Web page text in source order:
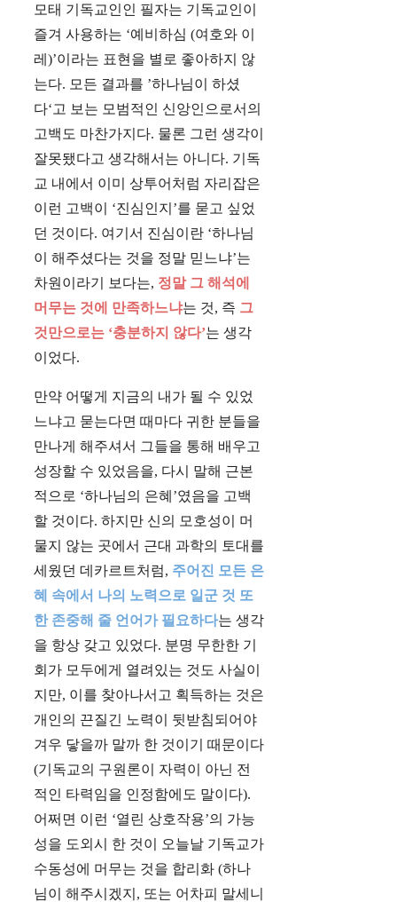
모태 기독교인인 필자는 기독교인이
즐겨 사용하는 ‘예비하심 (여호와 이
레)’이라는 표현을 별로 좋아하지 않
는다. 모든 결과를 ’하나님이 하셨
다‘고 보는 모범적인 신앙인으로서의
고백도 마찬가지다. 물론 그런 생각이
잘못됐다고 생각해서는 아니다. 기독
교 내에서 이미 상투어처럼 자리잡은
이런 고백이 ‘진심인지’를 묻고 싶었
던 것이다. 여기서 진심이란 ‘하나님
이 해주셨다는 것을 정말 믿느냐’는
차원이라기 보다는, 정말 그 해석에
머무는 것에 만족하느냐는 것, 즉 그
것만으로는 ‘충분하지 않다’는 생각
이었다.
만약 어떻게 지금의 내가 될 수 있었
느냐고 묻는다면 때마다 귀한 분들을
만나게 해주셔서 그들을 통해 배우고
성장할 수 있었음을, 다시 말해 근본
적으로 ‘하나님의 은혜’였음을 고백
할 것이다. 하지만 신의 모호성이 머
물지 않는 곳에서 근대 과학의 토대를
세웠던 데카르트처럼, 주어진 모든 은
혜 속에서 나의 노력으로 일군 것 또
한 존중해 줄 언어가 필요하다는 생각
을 항상 갖고 있었다. 분명 무한한 기
회가 모두에게 열려있는 것도 사실이
지만, 이를 찾아나서고 획득하는 것은
개인의 끈질긴 노력이 뒷받침되어야
겨우 닿을까 말까 한 것이기 때문이다
(기독교의 구원론이 자력이 아닌 전
적인 타력임을 인정함에도 말이다).
어쩌면 이런 ‘열린 상호작용’의 가능
성을 도외시 한 것이 오늘날 기독교가
수동성에 머무는 것을 합리화 (하나
님이 해주시겠지, 또는 어차피 말세니